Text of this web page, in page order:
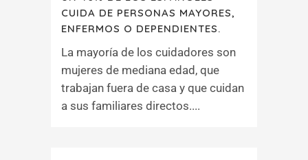
CUIDA DE PERSONAS MAYORES,
ENFERMOS O DEPENDIENTES.
La mayoría de los cuidadores son
mujeres de mediana edad, que
trabajan fuera de casa y que cuidan
a sus familiares directos....